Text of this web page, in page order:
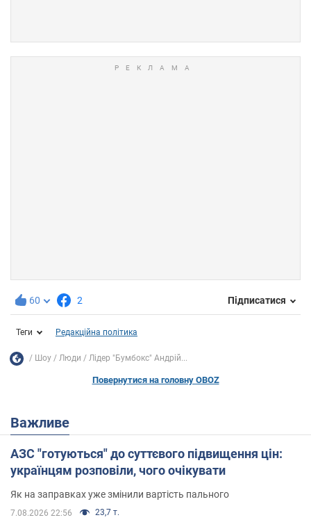
60 2 Підписатися
Теги Редакційна політика
Шоу Люди Лідер "Бумбокс" Андрій...
Повернутися на головну OBOZ
Важливе
АЗС "готуються" до суттєвого підвищення цін:
українцям розповіли, чого очікувати
Як на заправках уже змінили вартість пального
7.08.2026 22:56 23,7 т.